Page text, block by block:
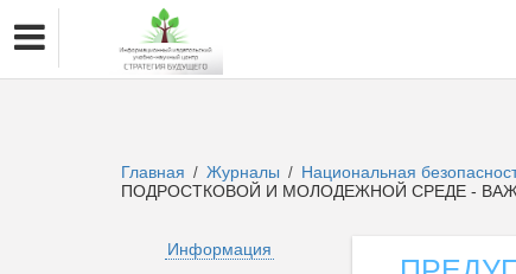
Главная / Журналы / Национальная
ПОДРОСТКОВОЙ И МОЛОДЕЖНОЙ СРЕДЕ -
Информация